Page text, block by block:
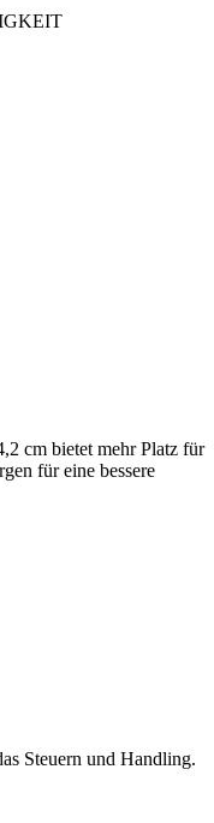
cm bietet mehr Platz für
für eine bessere
Steuern und Handling.